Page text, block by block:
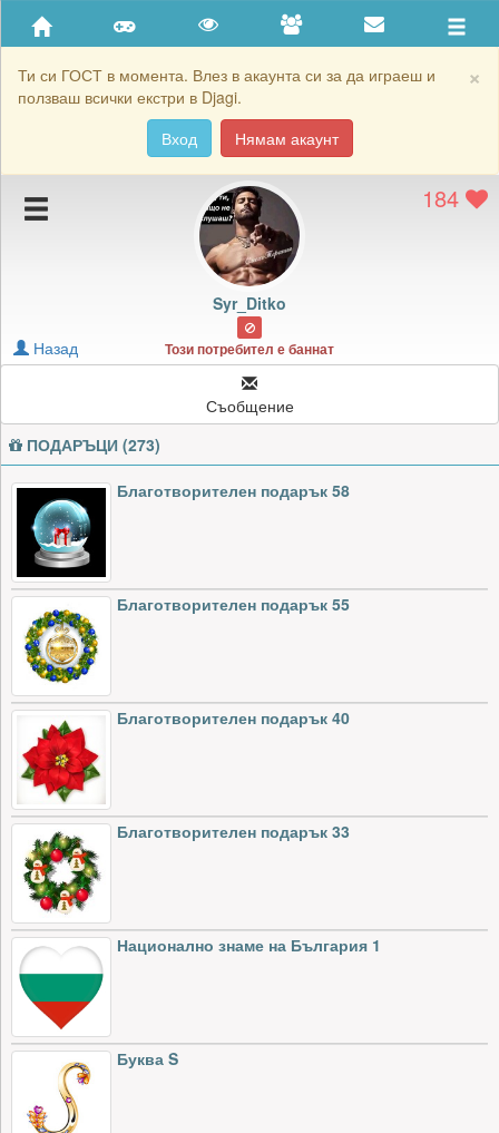
×
Ти си ГОСТ в момента. Влез в акаунта си за да играеш и
ползваш всички екстри в Djagi.
Вход
Нямам акаунт
Приятели
Хронология на игри
Подаръците на Syr_Ditko
Картичките на Syr_Ditko
184
Syr_Ditko
Този потребител е баннат
Назад
Съобщение
ПОДАРЪЦИ (273)
Благотворителен подарък 58
Благотворителен подарък 55
Благотворителен подарък 40
Благотворителен подарък 33
Национално знаме на България 1
Буква S